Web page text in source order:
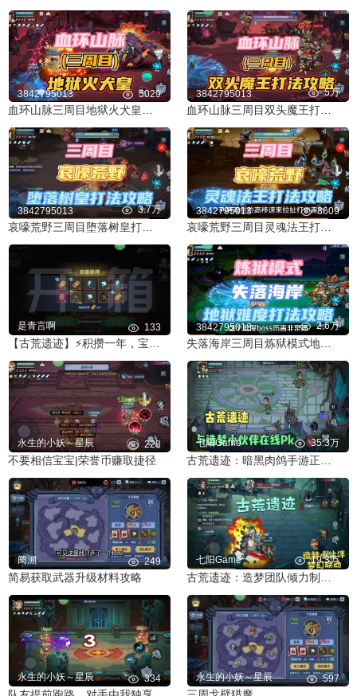
3842795013 5029 3842795013 5万
3842795013 3.7万 3842795013 8609
是青言啊 133
【古荒遗迹】⚡️积攒一年，宝库开箱！⚡️
3842795013 2.6万
失落海岸三周目炼狱模式地狱难度打法攻略！
永生的小妖～星辰 228
不要相信宝宝|荣誉币赚取捷径
七阳Game 35.3万
阕溯 249
简易获取武器升级材料攻略
七阳Game 19.3万
永生的小妖～星辰 334 永生的小妖～星辰 597